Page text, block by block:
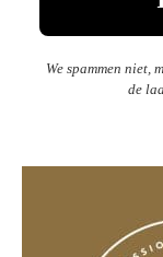
We spammen niet,
de